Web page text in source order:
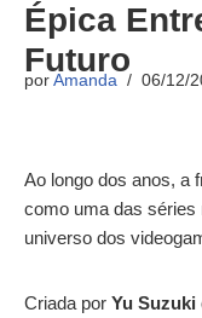
Épica
Futuro
por Amanda 06/12/
Ao longo dos anos, a
como uma das séries
universo dos
Criada por Yu Suzuki